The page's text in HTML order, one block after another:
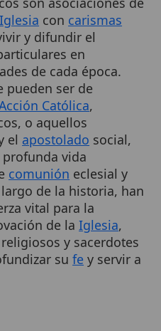
y difundir el
en
de cada época.
ser de
Católica,
o aquellos
apostoladosocial,
vida
eclesial y
de la historia, han
vital para la
de laIglesia,
y sacerdotes
su fey servir a